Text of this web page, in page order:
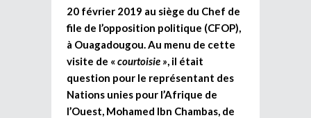
20 février 2019 au siège du Chef de
file de l’opposition politique (CFOP),
à Ouagadougou. Au menu de cette
visite de «courtoisie » , il était
question pour le représentant des
Nations unies pour l’Afrique de
l’Ouest, Mohamed Ibn Chambas, de